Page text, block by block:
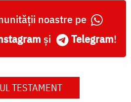
noastre pe
și Telegram!
TESTAMENT